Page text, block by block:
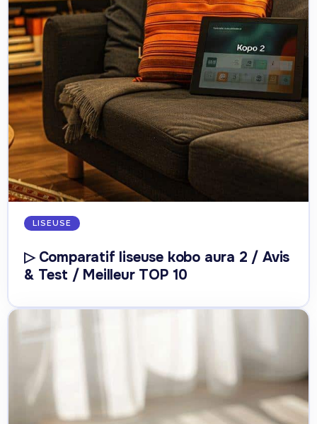
LISEUSE
▷ Comparatif liseuse kobo aura 2 / Avis
& Test / Meilleur TOP 10